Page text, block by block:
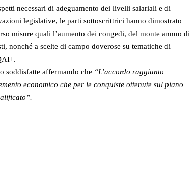
necessari di adeguamento dei livelli salariali e di
legislative, le parti sottoscrittrici hanno dimostrato
misure quali l’aumento dei congedi, del monte annuo di
nonché a scelte di campo doverose su tematiche di
soddisfatte affermando che “L’accordo raggiunto
economico che per le conquiste ottenute sul piano